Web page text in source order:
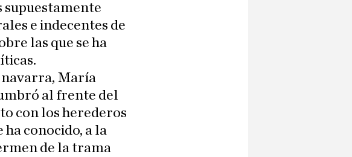
supuestamente
e indecentes de
las que se ha
navarra, María
al frente del
con los herederos
ha conocido, a la
de la trama